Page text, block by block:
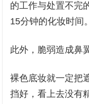
的工作与处置不完
15分钟的化妆时间。
此外，脆弱造成鼻
裸色底妆就一定把
挡好，看上去没有